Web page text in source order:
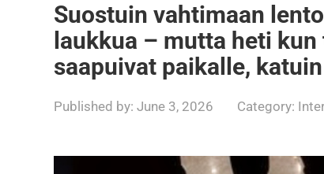
Suostuin vahtimaan
laukkua – mutta heti
saapuivat paikalle,
Published by: June 3, 2026 Category: